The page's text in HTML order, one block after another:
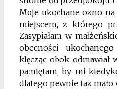
Moje ukochane okno na
miejscem, z któ­rego
Zasypiałam w
obecności
klęcząc obok odmawiał
pamię­tam, by mi
dlatego pewnie tak